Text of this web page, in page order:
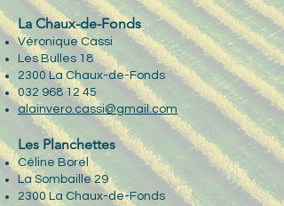
La Chaux-de-Fonds
Véronique Cassi
Les Bulles 18
2300 La Chaux-de-Fonds
032 968 12 45
alainvero.cassi@gmail.com
Les Planchettes
Céline Borel
La Sombaille 29
2300 La Chaux-de-Fonds